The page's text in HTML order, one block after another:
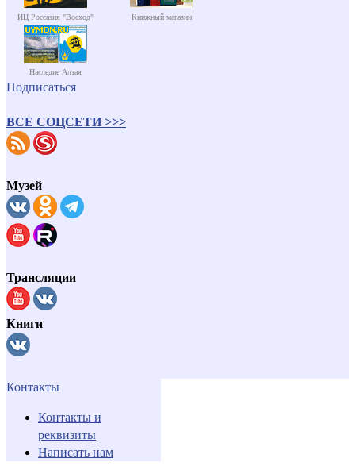
ИЦ Россазия "Восход" Книжный магазин
Наследие Алтая
Подписаться
ВСЕ СОЦСЕТИ >>>
Музей
Трансляции
Книги
Контакты
Контакты и
реквизиты
Написать нам